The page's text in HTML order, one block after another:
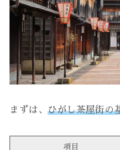
まずは、 ひがし茶屋街の
項目